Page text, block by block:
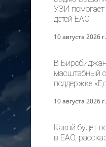
УЗИ помогает
детей ЕАО
10 августа 2026
В
масштабный
поддержке
10 августа 2026
Какой будет
в ЕАО,